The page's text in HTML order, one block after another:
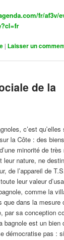
fr/af3v/
| Laisser un
de la
c’est
la Côte : des
minorité de
leur nature, ne
de l’appareil de
leur valeur
comme la
que dans la mesure
par sa conception
bagnole est un
démocratise pas :